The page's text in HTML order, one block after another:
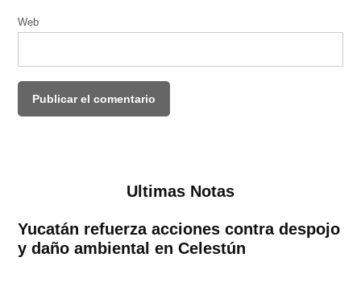
Web
Ultimas Notas
Yucatán refuerza acciones contra despojo
y daño ambiental en Celestún